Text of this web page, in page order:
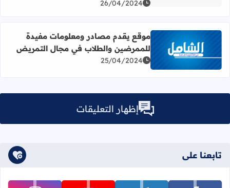
26/04/2024
اقرأ المزيد عن موقع يقدم مصادر ومعلومات مفيدة
موقع يقدم مصادر ومعلومات مفيدة
للممرضين والطلاب في مجال التمريض
25/04/2024
إظهار التعليقات
تابعنا على